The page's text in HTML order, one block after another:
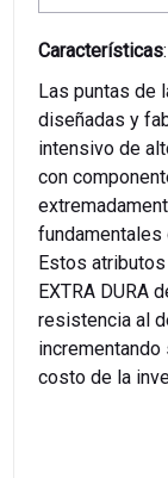
Características:
Las puntas de
diseñadas y
intensivo de
con
fundamentales
Estos
EXTRA DURA
resistencia al
costo de la